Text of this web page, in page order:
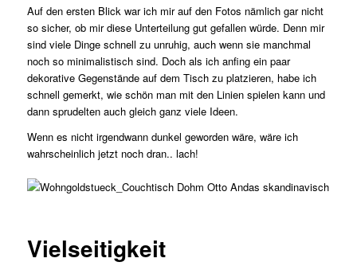
Auf den ersten Blick war ich mir auf den Fotos nämlich gar nicht
so sicher, ob mir diese Unterteilung gut gefallen würde. Denn mir
sind viele Dinge schnell zu unruhig, auch wenn sie manchmal
noch so minimalistisch sind. Doch als ich anfing ein paar
dekorative Gegenstände auf dem Tisch zu platzieren, habe ich
schnell gemerkt, wie schön man mit den Linien spielen kann und
dann sprudelten auch gleich ganz viele Ideen.
Wenn es nicht irgendwann dunkel geworden wäre, wäre ich
wahrscheinlich jetzt noch dran.. lach!
Vielseitigkeit